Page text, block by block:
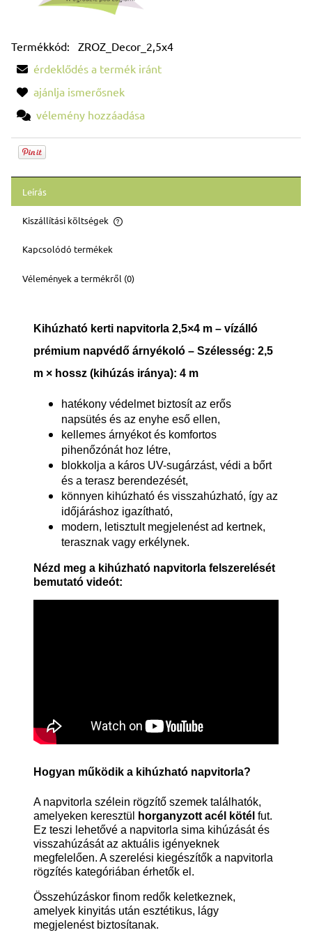
Termékkód:
ZROZ_Decor_2,5x4
érdeklődés a termék iránt
ajánlja ismerősnek
vélemény hozzáadása
Leírás
Kiszállítási költségek
Az ár nem tartalmazza az esetleges fizetési költségeket
Kapcsolódó termékek
Vélemények a termékről (0)
Kihúzható kerti napvitorla 2,5×4 m – vízálló
prémium napvédő árnyékoló – Szélesség: 2,5
m × hossz (kihúzás iránya): 4 m
hatékony védelmet biztosít az erős
napsütés és az enyhe eső ellen,
kellemes árnyékot és komfortos
pihenőzónát hoz létre,
blokkolja a káros UV-sugárzást, védi a bőrt
és a terasz berendezését,
könnyen kihúzható és visszahúzható, így az
időjáráshoz igazítható,
modern, letisztult megjelenést ad kertnek,
terasznak vagy erkélynek.
Nézd meg a kihúzható napvitorla felszerelését
bemutató videót:
Hogyan működik a kihúzható napvitorla?
A napvitorla szélein rögzítő szemek találhatók,
amelyeken keresztül
horganyzott acél kötél fut.
Ez teszi lehetővé a napvitorla sima kihúzását és
visszahúzását az aktuális igényeknek
megfelelően. A szerelési kiegészítők a napvitorla
rögzítés kategóriában érhetők el.
Összehúzáskor finom redők keletkeznek,
amelyek kinyitás után esztétikus, lágy
megjelenést biztosítanak.